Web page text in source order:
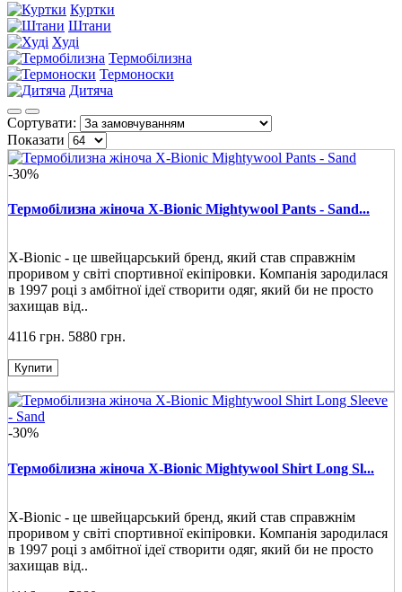
Куртки
Штани
Худі
Термобілизна
Термоноски
Дитяча
Сортувати:
Показати
-30%
Термобілизна жіноча X-Bionic Mightywool Pants - Sand...
X-Bionic - це швейцарський бренд, який став справжнім
проривом у світі спортивної екіпіровки. Компанія зародилася
в 1997 році з амбітної ідеї створити одяг, який би не просто
захищав від..
4116 грн. 5880 грн.
Купити
-30%
Термобілизна жіноча X-Bionic Mightywool Shirt Long Sl...
X-Bionic - це швейцарський бренд, який став справжнім
проривом у світі спортивної екіпіровки. Компанія зародилася
в 1997 році з амбітної ідеї створити одяг, який би не просто
захищав від..